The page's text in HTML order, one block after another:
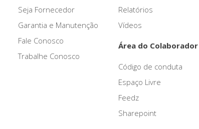
Seja Fornecedor
Garantia e Manutenção
Fale Conosco
Trabalhe Conosco
Relatórios
Vídeos
Área do Colaborador
Código de conduta
Espaço Livre
Feedz
Sharepoint